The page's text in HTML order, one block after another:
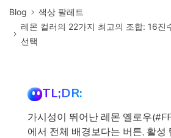
Blog
색상 팔레트
레몬 컬러의 22가지 최고의 조합: 16진
선택
TL;DR:
가시성이 뛰어난 레몬 옐로우
에서 전체 배경보다는 버튼, 활성